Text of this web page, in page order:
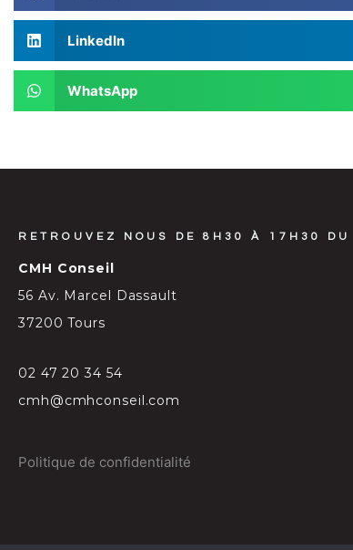
LinkedIn
WhatsApp
RETROUVEZ NOUS DE 8H30 À 17H30
CMH Conseil
56 Av. Marcel Dassault
37200 Tours
02 47 20 34 54
cmh@cmhconseil.com
Politique de confidentialité